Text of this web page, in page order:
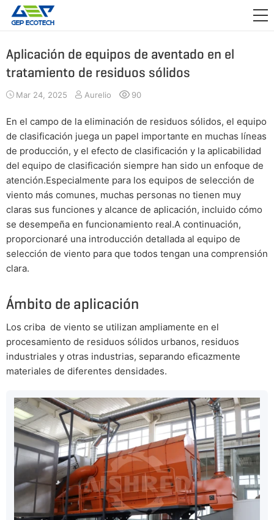
APLICACIÓN
ACERCA DE NOSOTROS
CONTÁCTENOS
Aplicación de equipos de aventado en el
tratamiento de residuos sólidos
Mar 24, 2025 Aurelio 90
En el campo de la eliminación de residuos sólidos, el equipo
de clasificación juega un papel importante en muchas líneas
de producción, y el efecto de clasificación y la aplicabilidad
del equipo de clasificación siempre han sido un enfoque de
atención.Especialmente para los equipos de selección de
viento más comunes, muchas personas no tienen muy
claras sus funciones y alcance de aplicación, incluido cómo
se desempeña en funcionamiento real.A continuación,
proporcionaré una introducción detallada al equipo de
selección de viento para que todos tengan una comprensión
clara.
Ámbito de aplicación
Los criba de viento se utilizan ampliamente en el
procesamiento de residuos sólidos urbanos, residuos
industriales y otras industrias, separando eficazmente
materiales de diferentes densidades.